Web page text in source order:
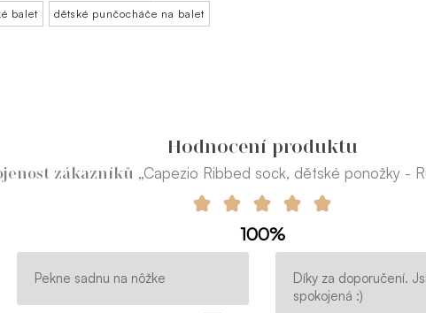
balet dětské punčocháče na balet
Hodnocení produktu
zákazníků „Capezio Ribbed sock, dětské ponožky -
100%
Pekne sadnu na nôžke
Díky za doporučení.
spokojená :)